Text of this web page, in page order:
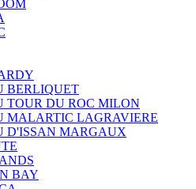
BERLIQUET
TOUR DU ROC MILON
MALARTIC LAGRAVIERE
D'ISSAN MARGAUX
BAY